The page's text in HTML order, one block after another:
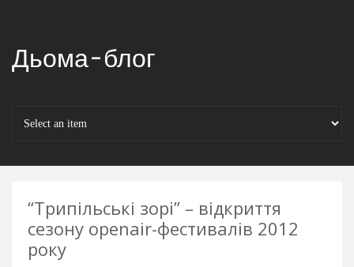
Дьома-блог
“Трипільські зорі” – відкриття
сезону openair-фестивалів 2012
року